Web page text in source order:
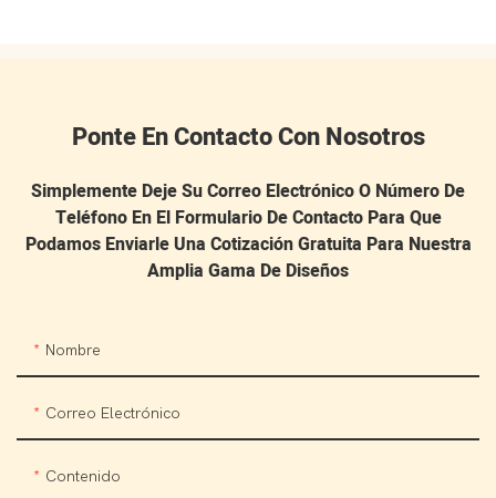
Ponte En Contacto Con Nosotros
Simplemente Deje Su Correo Electrónico O Número De
Teléfono En El Formulario De Contacto Para Que
Podamos Enviarle Una Cotización Gratuita Para Nuestra
Amplia Gama De Diseños
Nombre
Correo Electrónico
Contenido